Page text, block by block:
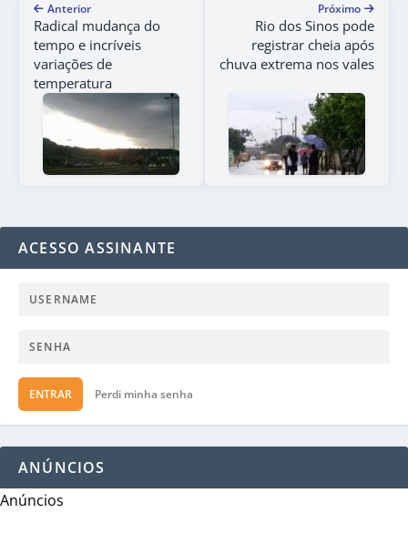
Anterior
Radical mudança do
tempo e incríveis
variações de
temperatura
Próximo
Rio dos Sinos pode
registrar cheia após
chuva extrema nos vales
ACESSO ASSINANTE
ENTRAR Perdi minha senha
ANÚNCIOS
Anúncios